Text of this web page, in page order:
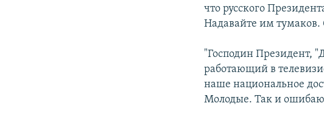
что русского
Надавайте им
"Господин Президент,
работающий в
наше национальное
Молодые. Так и